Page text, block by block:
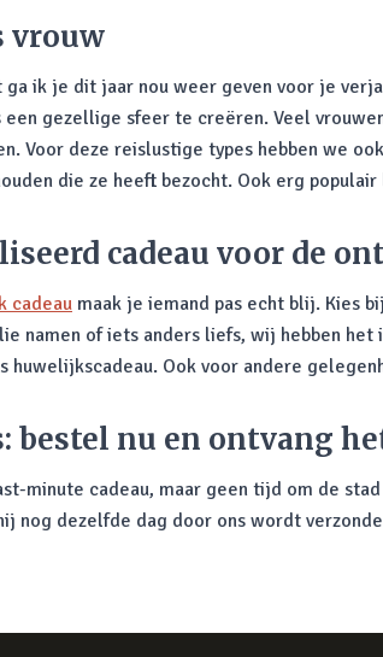
vrouw
ga ik je dit jaar nou weer geven voor je
een gezellige sfeer te creëren. Veel
Voor deze reislustige types hebben we
die ze heeft bezocht. Ook erg
cadeau voor de
cadeau maak je iemand pas echt blij. Kies
namen of iets anders liefs, wij hebben
huwelijkscadeau. Ook voor andere
bestel nu en ontvang
minute cadeau, maar geen tijd om de
nog dezelfde dag door ons wordt